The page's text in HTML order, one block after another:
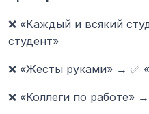
❌ «Каждый и всякий
студент»
❌ «Жесты руками» → ✅
❌ «Коллеги по работе»